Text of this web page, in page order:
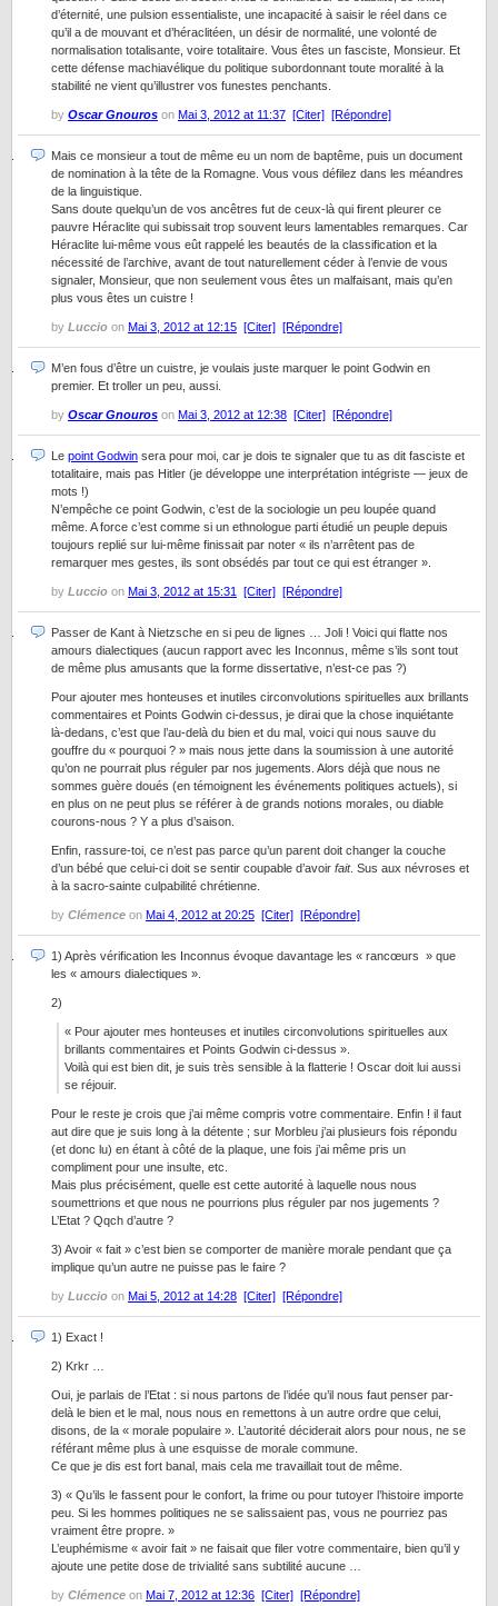
d’éternité, une pulsion essentialiste, une incapacité à saisir le réel dans ce
qu’il a de mouvant et d’héraclitéen, un désir de normalité, une volonté de
normalisation totalisante, voire totalitaire. Vous êtes un fasciste, Monsieur. Et
cette défense machiavélique du politique subordonnant toute moralité à la
stabilité ne vient qu’illustrer vos funestes penchants.
by Oscar Gnouros on Mai 3, 2012 at 11:37 [Citer] [Répondre]
Mais ce monsieur a tout de même eu un nom de baptême, puis un document
de nomination à la tête de la Romagne. Vous vous défilez dans les méandres
de la linguistique.
Sans doute quelqu’un de vos ancêtres fut de ceux-là qui firent pleurer ce
pauvre Héraclite qui subissait trop souvent leurs lamentables remarques. Car
Héraclite lui-même vous eût rappelé les beautés de la classification et la
nécessité de l’archive, avant de tout naturellement céder à l’envie de vous
signaler, Monsieur, que non seulement vous êtes un malfaisant, mais qu’en
plus vous êtes un cuistre !
by Luccio on Mai 3, 2012 at 12:15 [Citer] [Répondre]
M’en fous d’être un cuistre, je voulais juste marquer le point Godwin en
premier. Et troller un peu, aussi.
by Oscar Gnouros on Mai 3, 2012 at 12:38 [Citer] [Répondre]
Le point Godwin sera pour moi, car je dois te signaler que tu as dit fasciste et
totalitaire, mais pas Hitler (je développe une interprétation intégriste — jeux de
mots !)
N’empêche ce point Godwin, c’est de la sociologie un peu loupée quand
même. A force c’est comme si un ethnologue parti étudié un peuple depuis
toujours replié sur lui-même finissait par noter « ils n’arrêtent pas de
remarquer mes gestes, ils sont obsédés par tout ce qui est étranger ».
by Luccio on Mai 3, 2012 at 15:31 [Citer] [Répondre]
Passer de Kant à Nietzsche en si peu de lignes … Joli ! Voici qui flatte nos
amours dialectiques (aucun rapport avec les Inconnus, même s’ils sont tout
de même plus amusants que la forme dissertative, n’est-ce pas ?)
Pour ajouter mes honteuses et inutiles circonvolutions spirituelles aux brillants
commentaires et Points Godwin ci-dessus, je dirai que la chose inquiétante
là-dedans, c’est que l’au-delà du bien et du mal, voici qui nous sauve du
gouffre du « pourquoi ? » mais nous jette dans la soumission à une autorité
qu’on ne pourrait plus réguler par nos jugements. Alors déjà que nous ne
sommes guère doués (en témoignent les événements politiques actuels), si
en plus on ne peut plus se référer à de grands notions morales, ou diable
courons-nous ? Y a plus d’saison.
Enfin, rassure-toi, ce n’est pas parce qu’un parent doit changer la couche
d’un bébé que celui-ci doit se sentir coupable d’avoir fait. Sus aux névroses et
à la sacro-sainte culpabilité chrétienne.
by Clémence on Mai 4, 2012 at 20:25 [Citer] [Répondre]
1) Après vérification les Inconnus évoque davantage les « rancœurs » que
les « amours dialectiques ».
2)
« Pour ajouter mes honteuses et inutiles circonvolutions spirituelles aux
brillants commentaires et Points Godwin ci-dessus ».
Voilà qui est bien dit, je suis très sensible à la flatterie ! Oscar doit lui aussi
se réjouir.
Pour le reste je crois que j’ai même compris votre commentaire. Enfin ! il faut
aut dire que je suis long à la détente ; sur Morbleu j’ai plusieurs fois répondu
(et donc lu) en étant à côté de la plaque, une fois j’ai même pris un
compliment pour une insulte, etc.
Mais plus précisément, quelle est cette autorité à laquelle nous nous
soumettrions et que nous ne pourrions plus réguler par nos jugements ?
L’Etat ? Qqch d’autre ?
3) Avoir « fait » c’est bien se comporter de manière morale pendant que ça
implique qu’un autre ne puisse pas le faire ?
by Luccio on Mai 5, 2012 at 14:28 [Citer] [Répondre]
1) Exact !
2) Krkr …
Oui, je parlais de l’Etat : si nous partons de l’idée qu’il nous faut penser par-
delà le bien et le mal, nous nous en remettons à un autre ordre que celui,
disons, de la « morale populaire ». L’autorité déciderait alors pour nous, ne se
référant même plus à une esquisse de morale commune.
Ce que je dis est fort banal, mais cela me travaillait tout de même.
3) « Qu’ils le fassent pour le confort, la frime ou pour tutoyer l’histoire importe
peu. Si les hommes politiques ne se salissaient pas, vous ne pourriez pas
vraiment être propre. »
L’euphémisme « avoir fait » ne faisait que filer votre commentaire, bien qu’il y
ajoute une petite dose de trivialité sans subtilité aucune …
by Clémence on Mai 7, 2012 at 12:36 [Citer] [Répondre]